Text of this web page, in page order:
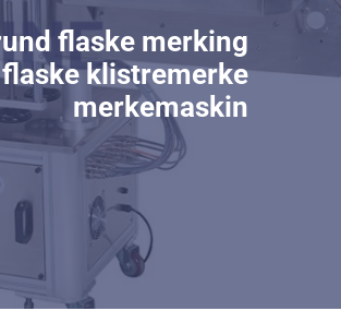
flaske merking
klistremerke
merkemaskin